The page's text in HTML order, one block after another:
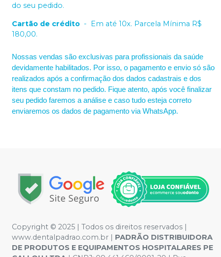
do seu pedido.
Cartão de crédito - Em até 10x. Parcela Mínima R$
180,00.
Nossas vendas são exclusivas para profissionais da saúde
devidamente habilitados. Por isso, o pagamento e envio só são
realizados após a confirmação dos dados cadastrais e dos
itens que constam no pedido. Fique atento, após você finalizar
seu pedido faremos a análise e caso tudo esteja correto
enviaremos os dados de pagamento via WhatsApp.
Copyright © 2025 | Todos os direitos reservados |
www.dentalpadrao.com.br | PADRÃO DISTRIBUIDORA
DE PRODUTOS E EQUIPAMENTOS HOSPITALARES PE